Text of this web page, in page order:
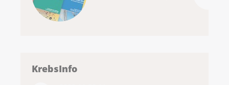
KrebsInfo